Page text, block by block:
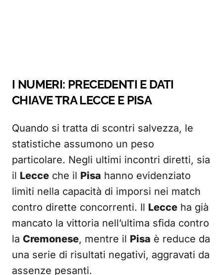
I NUMERI: PRECEDENTI E DATI
CHIAVE TRALECCEE PISA
Quando si tratta di scontri salvezza, le
statistiche assumono un peso
particolare. Negli ultimi incontri diretti, sia
il Lecce che il Pisa hanno evidenziato
limiti nella capacità di imporsi nei match
contro dirette concorrenti. Il Lecce ha già
mancato la vittoria nell’ultima sfida contro
la Cremonese, mentre il Pisa è reduce da
una serie di risultati negativi, aggravati da
assenze pesanti.